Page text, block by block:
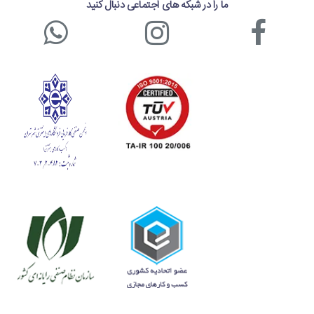
اگر به اسکن بارکدهای یک بعدی و دو بعدی در فروشگاه،
سوپرمارکت، انبار و محیط هایی از این دست نیاز دارید و قصد
خرید بارکد خوان بی سیمبرای این منظور دارید، بارکد خوان اسکار
Oscar OS-70 DBR گزینه مناسبی برای شما خواهد بود. این
شما متصل می شود و دارای برد 100 متر (در محیط های بدون
مانع) است. همچنین این بارکد خوان به حافظه داخلی مجهز است
و امکان ذخیره حداکثر 20000 بارکد در آن وجود دارد. از لحاظ
ما را در شبکه های اجتماعی دنبال کنید